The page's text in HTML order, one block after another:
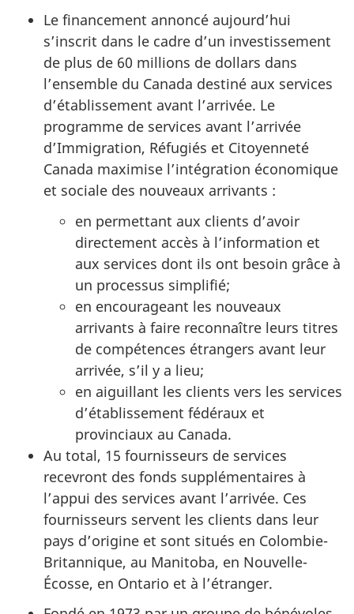
Le financement annoncé aujourd’hui
s’inscrit dans le cadre d’un investissement
de plus de 60 millions de dollars dans
l’ensemble du Canada destiné aux services
d’établissement avant l’arrivée. Le
programme de services avant l’arrivée
d’Immigration, Réfugiés et Citoyenneté
Canada maximise l’intégration économique
et sociale des nouveaux arrivants :
en permettant aux clients d’avoir
directement accès à l’information et
aux services dont ils ont besoin grâce à
un processus simplifié;
en encourageant les nouveaux
arrivants à faire reconnaître leurs titres
de compétences étrangers avant leur
arrivée, s’il y a lieu;
en aiguillant les clients vers les services
d’établissement fédéraux et
provinciaux au Canada.
Au total, 15 fournisseurs de services
recevront des fonds supplémentaires à
l’appui des services avant l’arrivée. Ces
fournisseurs servent les clients dans leur
pays d’origine et sont situés en Colombie-
Britannique, au Manitoba, en Nouvelle-
Écosse, en Ontario et à l’étranger.